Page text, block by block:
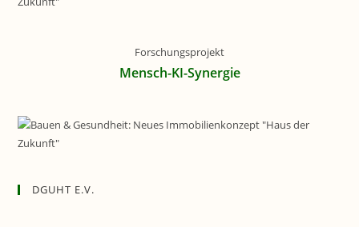
Forschungsprojekt
Mensch-KI-Synergie
DGUHT E.V.